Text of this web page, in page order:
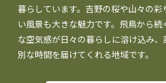
暮らしています。吉野の桜や山々の彩
い風景も大きな魅力です。飛鳥から
な空気感が日々の暮らしに溶け込み
別な時間を届けてくれる地域です。